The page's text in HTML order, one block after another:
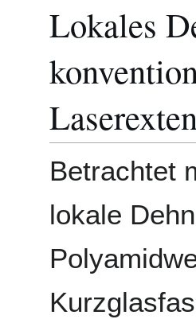
Lokales
Betrachtet
lokale